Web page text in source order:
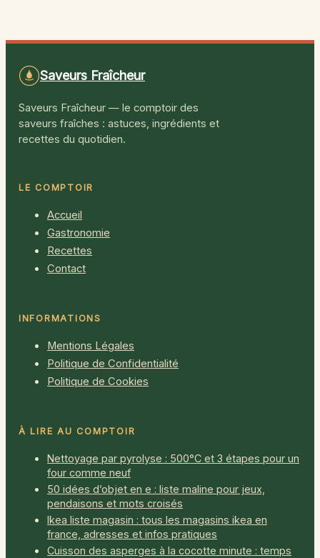
Saveurs Fraîcheur
Saveurs Fraîcheur — le comptoir des
saveurs fraîches : astuces, ingrédients et
recettes du quotidien.
LE COMPTOIR
Accueil
Gastronomie
Recettes
Contact
INFORMATIONS
Mentions Légales
Politique de Confidentialité
Politique de Cookies
À LIRE AU COMPTOIR
Nettoyage par pyrolyse : 500°C et 3 étapes pour un
four comme neuf
50 idées d’objet en e : liste maline pour jeux,
pendaisons et mots croisés
Ikea liste magasin : tous les magasins ikea en
france, adresses et infos pratiques
Cuisson des asperges à la cocotte minute : temps